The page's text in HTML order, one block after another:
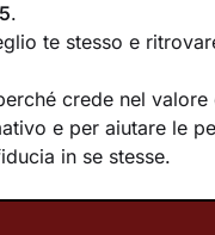
.
te stesso e
crede nel
e per aiutare le
in se stesse.